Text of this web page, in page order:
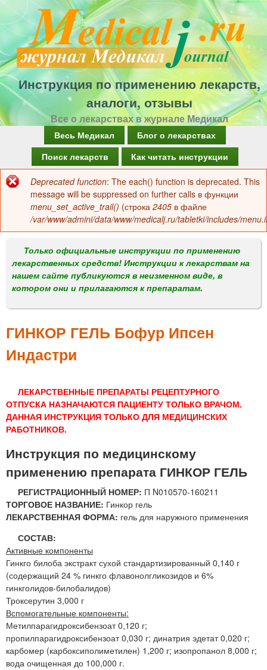
Перейти
к
основному
содержанию
Инструкция по применению лекарств,
аналоги, отзывы
Все о лекарствах в журнале Медикал
а
в
о
м
е
н
Весь Медикал
Блог о лекарствах
Поиск лекарств
Как читать инструкции
Сообщение
об
ошибке
Deprecated function: The each() function is deprecated. This
message will be suppressed on further calls в функции
menu_set_active_trail() (строка 2405 в файле
/var/www/admini/data/www/medicalj.ru/tabletki/includes/
Только официальные инструкции по применению
лекарственных средств! Инструкции к лекарствам на
нашем сайте публикуются в неизменном виде, в
котором они и прилагаются к препаратам.
ГИНКОР ГЕЛЬ Бофур Ипсен
Индастри
ЛЕКАРСТВЕННЫЕ ПРЕПАРАТЫ РЕЦЕПТУРНОГО
ОТПУСКА НАЗНАЧАЮТСЯ ПАЦИЕНТУ ТОЛЬКО ВРАЧОМ.
ДАННАЯ ИНСТРУКЦИЯ ТОЛЬКО ДЛЯ МЕДИЦИНСКИХ
РАБОТНИКОВ.
Инструкция по медицинскому
применению препарата ГИНКОР ГЕЛЬ
РЕГИСТРАЦИОННЫЙ НОМЕР: П N010570-160211
ТОРГОВОЕ НАЗВАНИЕ: Гинкор гель
ЛЕКАРСТВЕННАЯ ФОРМА: гель для наружного применения
СОСТАВ:
Активные компоненты
Гинкго билоба экстракт сухой стандартизированный 0,140 г
(содержащий 24 % гинкго флавонолгликозидов и 6%
гинкголидов-билобалидов)
Троксерутин 3,000 г
Вспомогательные компоненты:
Метилпарагидроксибензоат 0,120 г;
пропилпарагидроксибензоат 0,030 г; динатрия эдетат 0,020 г;
карбомер (карбоксиполиметилен) 1,200 г; изопропанол 8,000 г;
вода очищенная до 100,000 г.